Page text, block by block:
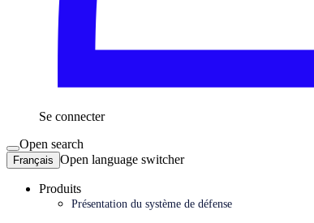
Se connecter
Open search
Français Open language switcher
Produits
Présentation du système de défense